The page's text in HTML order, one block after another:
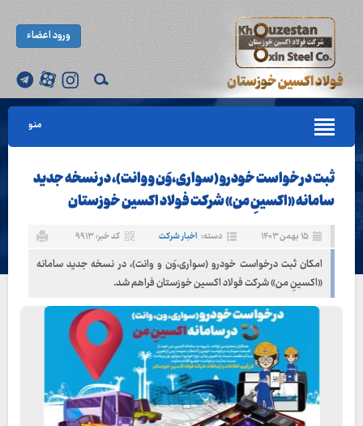
ورود اعضاء
منو
ثبت درخواست خودرو (سواری،وَن و وانت)، در نسخه جدید
سامانه «اکسینِ من» شرکت فولاد اکسین خوزستان
۱۵ بهمن ۱۴۰۳ دسته: اخبار شرکت کد خبر: ۹۹۱۳
امکان ثبت درخواست خودرو (سواری،وَن و وانت)، در نسخه جدید سامانه
«اکسینِ من» شرکت فولاد اکسین خوزستان فراهم شد.